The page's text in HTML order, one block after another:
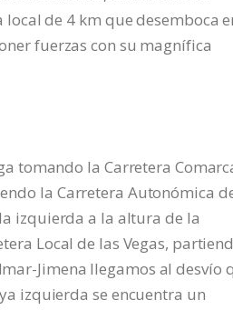
de 4 km que desemboca
fuerzas con su magnífica
tomando la Carretera
la Carretera Autonómica
izquierda a la altura de la
Local de las Vegas,
Jimena llegamos al desvío
izquierda se encuentra un